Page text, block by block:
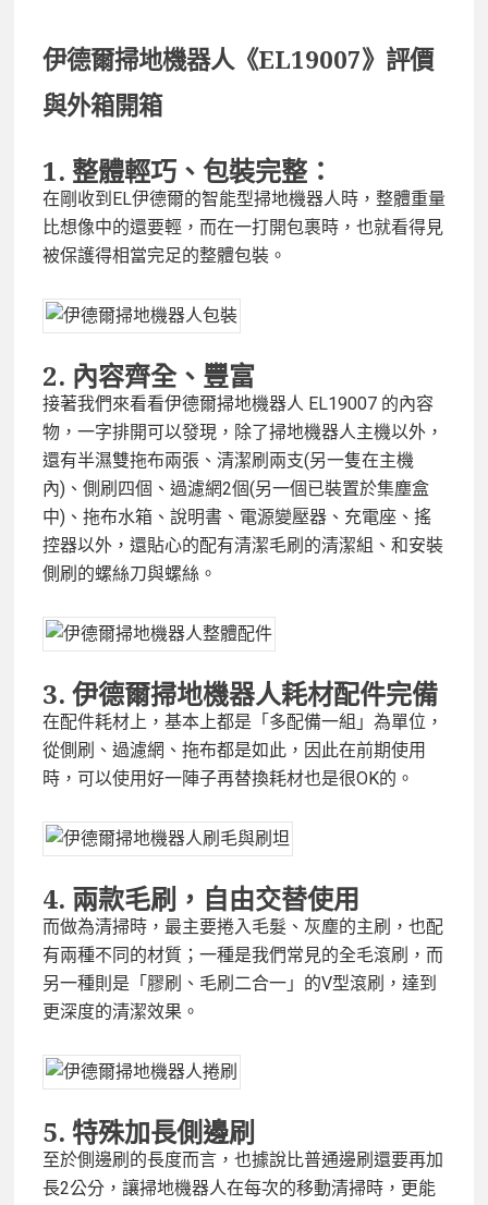
伊德爾掃地機器人《EL19007》 評價
與外箱開箱
1. 整體輕巧、包裝完整：
在剛收到EL伊德爾的智能型掃地機器人時，整體重量
比想像中的還要輕，而在一打開包裹時，也就看得見
被保護得相當完足的整體包裝。
2. 內容齊全、豐富
接著我們來看看伊德爾掃地機器人 EL19007 的內容
物，一字排開可以發現，除了掃地機器人主機以外，
還有半濕雙拖布兩張、清潔刷兩支(另一隻在主機
內)、側刷四個、過濾網2個(另一個已裝置於集塵盒
中)、拖布水箱、說明書、電源變壓器、充電座、搖
控器以外，還貼心的配有清潔毛刷的清潔組、和安裝
側刷的螺絲刀與螺絲。
3. 伊德爾掃地機器人耗材配件完備
在配件耗材上，基本上都是「多配備一組」為單位，
從側刷、過濾網、拖布都是如此，因此在前期使用
時，可以使用好一陣子再替換耗材也是很OK的。
4. 兩款毛刷，自由交替使用
而做為清掃時，最主要捲入毛髮、灰塵的主刷，也配
有兩種不同的材質；一種是我們常見的全毛滾刷，而
另一種則是「膠刷、毛刷二合一」的V型滾刷，達到
更深度的清潔效果。
5. 特殊加長側邊刷
至於側邊刷的長度而言，也據說比普通邊刷還要再加
長2公分，讓掃地機器人在每次的移動清掃時，更能